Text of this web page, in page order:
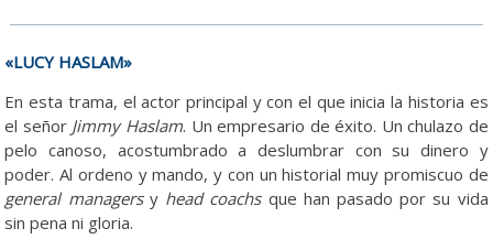
«LUCY HASLAM»
En esta trama, el actor principal y con el que inicia la historia es
el señor Jimmy Haslam. Un empresario de éxito. Un chulazo de
pelo canoso, acostumbrado a deslumbrar con su dinero y
poder. Al ordeno y mando, y con un historial muy promiscuo de
general managersy head coachsque han pasado por su vida
sin pena ni gloria.